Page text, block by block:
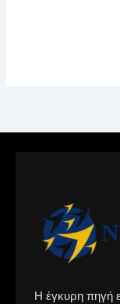
Η έγκυρη πηγή